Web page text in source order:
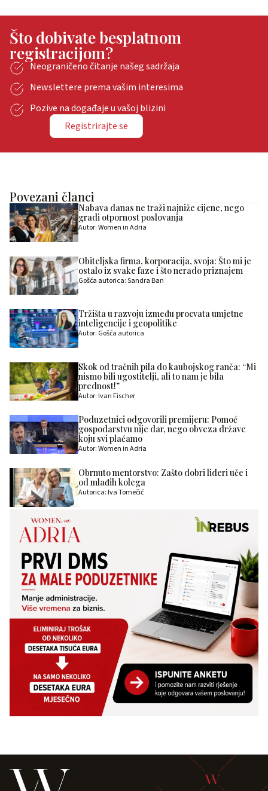
Što dobivate besplatnom
registracijom?
Neograničeno čitanje našeg sadržaja
Newslettere prema vašim interesima
Pozive na događaje u vašoj blizini
Registrirajte se
Povezani članci
Nabava danas ne traži najniže cijene, nego
gradi otpornost poslovanja
Autor: Women in Adria
Obiteljska firma, korporacija, svoja: Što mi je
ostalo iz svake faze i što nerado priznajem
Gošća autorica: Sandra Ban
Tržišta u razvoju između procvata umjetne
inteligencije i geopolitike
Autor: Gošća autorica
Skok od tračnih pila do kaubojskog ranča: “Mi
nismo bili ugostitelji, ali to nam je bila
prednost!”
Autor: Ivan Fischer
Poduzetnici odgovorili premijeru: Pomoć
gospodarstvu nije dar, nego obveza države
koju svi plaćamo
Autor: Women in Adria
Obrnuto mentorstvo: Zašto dobri lideri uče i
od mlađih kolega
Autorica: Iva Tomečić